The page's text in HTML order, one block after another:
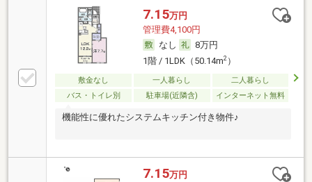
7.15万円
管理費4,100円
なし
8万円
1階 / 1LDK（50.14m2）
敷金なし 一人暮らし
二人暮らし
バス・トイレ別
駐車場(近隣含) インターネット無料
機能性に優れたシステムキッチン付き物件♪
7.15万円